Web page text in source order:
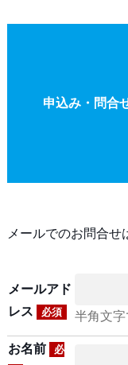
申込み・問合
メールでのお問合
メールアド
レス
必須 半角文字
お名前
必